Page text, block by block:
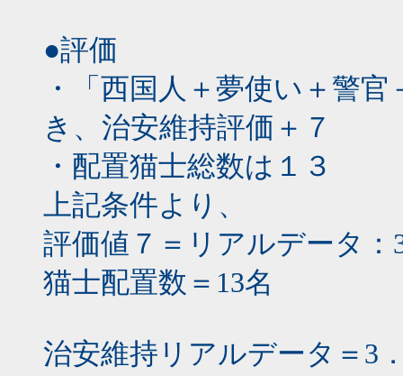
●評価
・「西国人＋夢使い＋警
き、治安維持評価＋７
・配置猫士総数は１３
上記条件より、
評価値７＝リアルデータ
猫士配置数＝13名
治安維持リアルデータ＝3